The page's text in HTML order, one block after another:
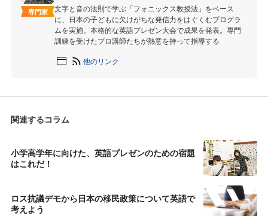
専門家
文字と音の法則で学ぶ「フォニックス教授法」をベース
に、日本の子どもに欠けがちな発信力をはぐくむプログラ
ムを実施。本格的な英語プレゼン大会で成果を発表。専門
訓練を受けたプロ講師たちが熱意を持って指導する
他のリンク
関連するコラム
小学高学年に向けた、英語プレゼンのための宿題
はこれだ！
ロス抗議デモから日本の移民政策について英語で
考えよう